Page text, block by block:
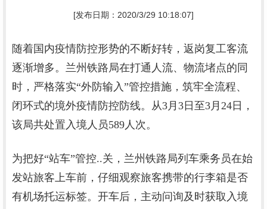
[发布日期：2020/3/29 10:18:07]
随着国内疫情防控形势的不断好转，返岗复工客流
逐渐增多。兰州铁路局在打通人流、物流堵点的同
时，严格落实“外防输入”管控措施，筑牢全流程、
闭环式的境外疫情防控防线。从3月3日至3月24日，
该局共处置入境人员589人次。
为把好“站车”管控..关，兰州铁路局列车乘务员在始
发站旅客上车前，仔细观察旅客携带的行李箱是否
有机场托运标签。开车后，主动问询及时获取入境